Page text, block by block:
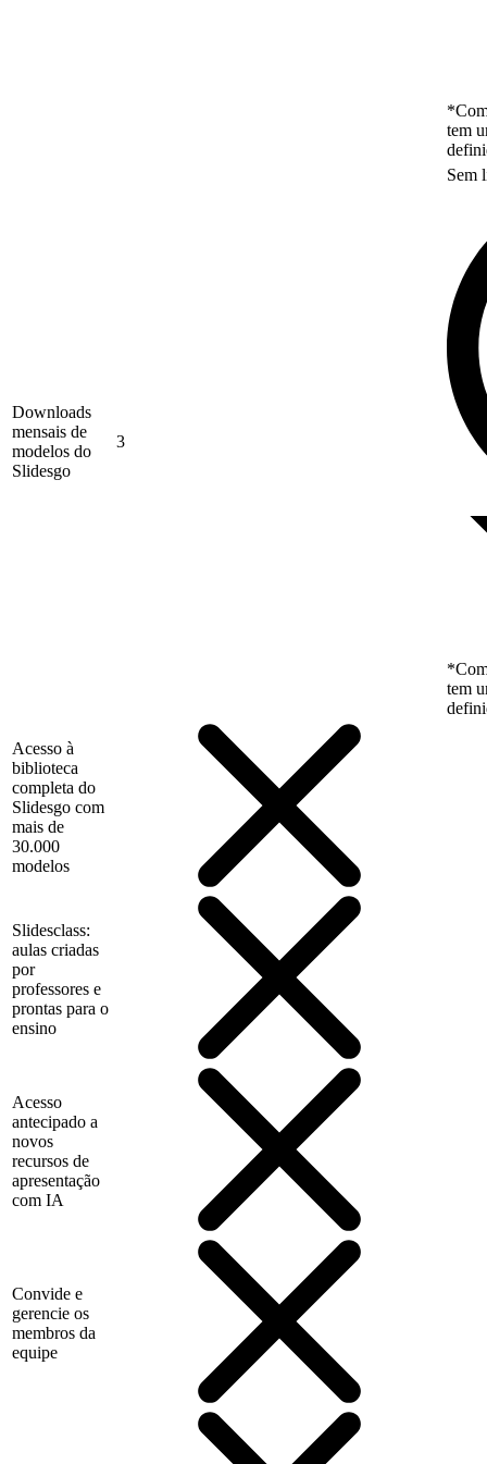
tem
Downloads
mensais de
modelos do
Slidesgo
3
Sem
tem
Acesso à
biblioteca
completa do
Slidesgo com
mais de
30.000
modelos
Slidesclass:
aulas criadas
por
professores e
prontas para o
ensino
Acesso
antecipado a
novos
recursos de
apresentação
com IA
Convide e
gerencie os
membros da
equipe